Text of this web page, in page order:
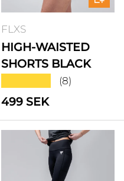
FLXS
HIGH-WAISTED
SHORTS BLACK
(8)
Standardpris
499 SEK